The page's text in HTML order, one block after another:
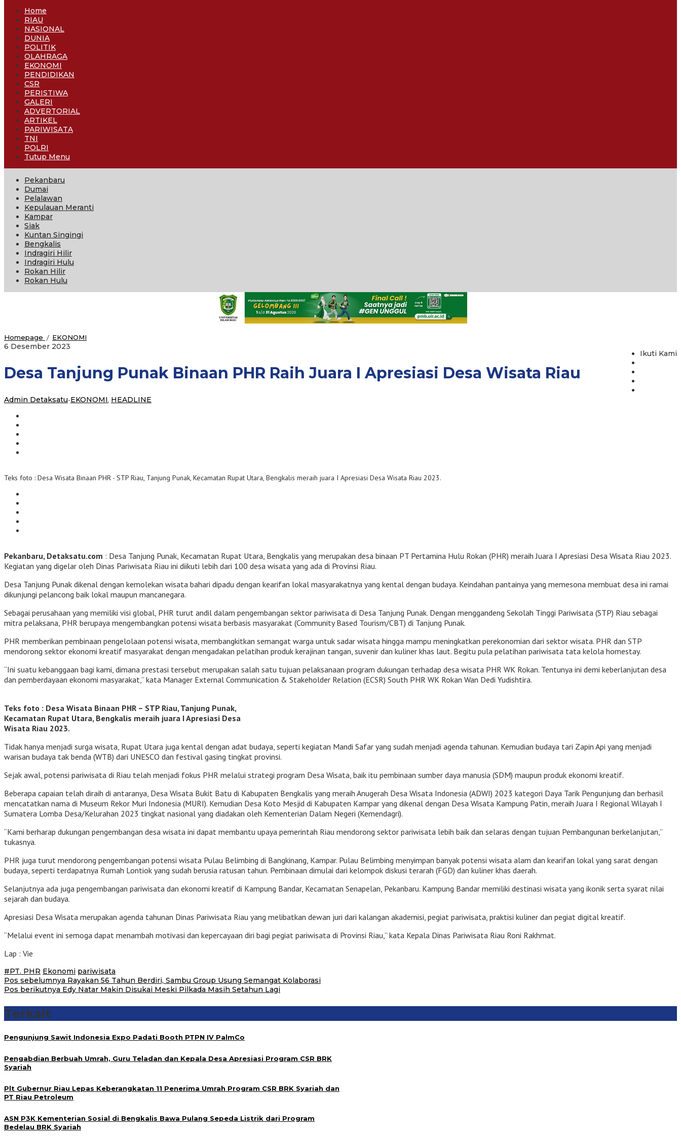
Home
RIAU
NASIONAL
DUNIA
POLITIK
OLAHRAGA
EKONOMI
PENDIDIKAN
CSR
PERISTIWA
GALERI
ADVERTORIAL
ARTIKEL
PARIWISATA
TNI
POLRI
Tutup Menu
Pekanbaru
Dumai
Pelalawan
Kepulauan Meranti
Kampar
Siak
Kuntan Singingi
Bengkalis
Indragiri Hilir
Indragiri Hulu
Rokan Hilir
Rokan Hulu
Homepage / EKONOMI
PHR
Raih
I
Apresiasi
Ikuti Kami
6 Desember 2023
Detaksatu
Desa Tanjung Punak Binaan PHR Raih Juara I Apresiasi Desa Wisata Riau
Admin Detaksatu-EKONOMI, HEADLINE
Teks foto : Desa Wisata Binaan PHR - STP Riau, Tanjung Punak, Kecamatan Rupat Utara, Bengkalis meraih juara I Apresiasi Desa Wisata Riau 2023.
Pekanbaru, Detaksatu.com : Desa Tanjung Punak, Kecamatan Rupat Utara, Bengkalis yang merupakan desa binaan PT Pertamina Hulu Rokan (PHR) meraih Juara I Apresiasi Desa Wisata Riau 2023.
Kegiatan yang digelar oleh Dinas Pariwisata Riau ini diikuti lebih dari 100 desa wisata yang ada di Provinsi Riau.
Desa Tanjung Punak dikenal dengan kemolekan wisata bahari dipadu dengan kearifan lokal masyarakatnya yang kental dengan budaya. Keindahan pantainya yang memesona membuat desa ini ramai
dikunjungi pelancong baik lokal maupun mancanegara.
Sebagai perusahaan yang memiliki visi global, PHR turut andil dalam pengembangan sektor pariwisata di Desa Tanjung Punak. Dengan menggandeng Sekolah Tinggi Pariwisata (STP) Riau sebagai
mitra pelaksana, PHR berupaya mengembangkan potensi wisata berbasis masyarakat (Community Based Tourism/CBT) di Tanjung Punak.
PHR memberikan pembinaan pengelolaan potensi wisata, membangkitkan semangat warga untuk sadar wisata hingga mampu meningkatkan perekonomian dari sektor wisata. PHR dan STP
mendorong sektor ekonomi kreatif masyarakat dengan mengadakan pelatihan produk kerajinan tangan, suvenir dan kuliner khas laut. Begitu pula pelatihan pariwisata tata kelola homestay.
“Ini suatu kebanggaan bagi kami, dimana prestasi tersebut merupakan salah satu tujuan pelaksanaan program dukungan terhadap desa wisata PHR WK Rokan. Tentunya ini demi keberlanjutan desa
dan pemberdayaan ekonomi masyarakat,” kata Manager External Communication & Stakeholder Relation (ECSR) South PHR WK Rokan Wan Dedi Yudishtira.
Teks foto : Desa Wisata Binaan PHR – STP Riau, Tanjung Punak,
Kecamatan Rupat Utara, Bengkalis meraih juara I Apresiasi Desa
Wisata Riau 2023.
Tidak hanya menjadi surga wisata, Rupat Utara juga kental dengan adat budaya, seperti kegiatan Mandi Safar yang sudah menjadi agenda tahunan. Kemudian budaya tari Zapin Api yang menjadi
warisan budaya tak benda (WTB) dari UNESCO dan festival gasing tingkat provinsi.
Sejak awal, potensi pariwisata di Riau telah menjadi fokus PHR melalui strategi program Desa Wisata, baik itu pembinaan sumber daya manusia (SDM) maupun produk ekonomi kreatif.
Beberapa capaian telah diraih di antaranya, Desa Wisata Bukit Batu di Kabupaten Bengkalis yang meraih Anugerah Desa Wisata Indonesia (ADWI) 2023 kategori Daya Tarik Pengunjung dan berhasil
mencatatkan nama di Museum Rekor Muri Indonesia (MURI). Kemudian Desa Koto Mesjid di Kabupaten Kampar yang dikenal dengan Desa Wisata Kampung Patin, meraih Juara I Regional Wilayah I
Sumatera Lomba Desa/Kelurahan 2023 tingkat nasional yang diadakan oleh Kementerian Dalam Negeri (Kemendagri).
“Kami berharap dukungan pengembangan desa wisata ini dapat membantu upaya pemerintah Riau mendorong sektor pariwisata lebih baik dan selaras dengan tujuan Pembangunan berkelanjutan,”
tukasnya.
PHR juga turut mendorong pengembangan potensi wisata Pulau Belimbing di Bangkinang, Kampar. Pulau Belimbing menyimpan banyak potensi wisata alam dan kearifan lokal yang sarat dengan
budaya, seperti terdapatnya Rumah Lontiok yang sudah berusia ratusan tahun. Pembinaan dimulai dari kelompok diskusi terarah (FGD) dan kuliner khas daerah.
Selanjutnya ada juga pengembangan pariwisata dan ekonomi kreatif di Kampung Bandar, Kecamatan Senapelan, Pekanbaru. Kampung Bandar memiliki destinasi wisata yang ikonik serta syarat nilai
sejarah dan budaya.
Apresiasi Desa Wisata merupakan agenda tahunan Dinas Pariwisata Riau yang melibatkan dewan juri dari kalangan akademisi, pegiat pariwisata, praktisi kuliner dan pegiat digital kreatif.
“Melalui event ini semoga dapat menambah motivasi dan kepercayaan diri bagi pegiat pariwisata di Provinsi Riau,” kata Kepala Dinas Pariwisata Riau Roni Rakhmat.
Lap : Vie
#PT. PHR Ekonomi pariwisata
Navigasi
Pos sebelumnya Rayakan 56 Tahun Berdiri, Sambu Group Usung Semangat Kolaborasi
Pos berikutnya Edy Natar Makin Disukai Meski Pilkada Masih Setahun Lagi
Terkait
Pengunjung Sawit Indonesia Expo Padati Booth PTPN IV PalmCo
Pengabdian Berbuah Umrah, Guru Teladan dan Kepala Desa Apresiasi Program CSR BRK
Syariah
Plt Gubernur Riau Lepas Keberangkatan 11 Penerima Umrah Program CSR BRK Syariah dan
PT Riau Petroleum
ASN P3K Kementerian Sosial di Bengkalis Bawa Pulang Sepeda Listrik dari Program
Bedelau BRK Syariah